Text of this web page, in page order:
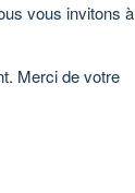
vous invitons à
Merci de votre